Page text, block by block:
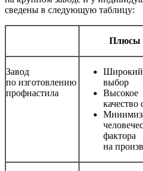
сведены в следующую таблицу:
Плюсы
Завод
по изготовлению
профнастила
Широкий
выбор
Высокое
качество
фактора
на